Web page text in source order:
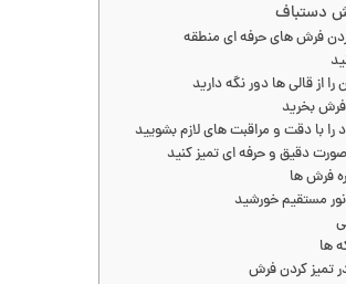
دستباف
فرش های حرفه ای منطقه
از قالی ها دور نگه دارید
بخرید
با دقت و مراقبت های لازم بشویید
دقیق و حرفه ای تمیز کنید
فرش ها
مستقیم خورشید
ها
تمیز کردن فرش